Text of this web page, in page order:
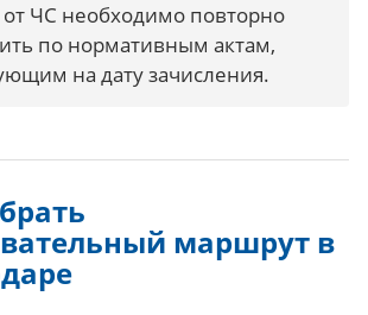
ЧС необходимо повторно
по нормативным актам,
на дату зачисления.
маршрут в